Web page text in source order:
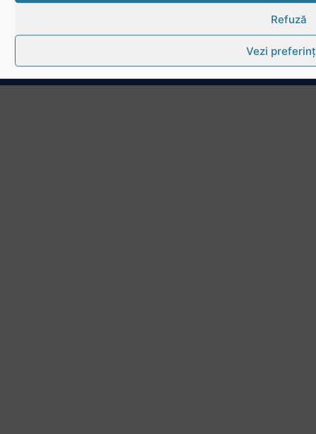
Refuză
Vezi
Download
Politica de utilizare cookies